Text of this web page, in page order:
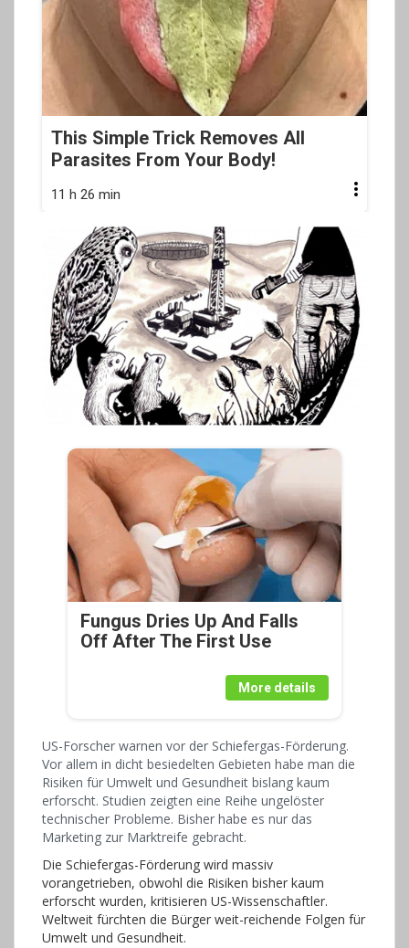
This Simple Trick Removes All
Parasites From Your Body!
11 h 26 min
Fungus Dries Up And Falls
Off After The First Use
More details
US-Forscher warnen vor der Schiefergas-Förderung.
Vor allem in dicht besiedelten Gebieten habe man die
Risiken für Umwelt und Gesundheit bislang kaum
erforscht. Studien zeigten eine Reihe ungelöster
technischer Probleme. Bisher habe es nur das
Marketing zur Marktreife gebracht.
Die Schiefergas-Förderung wird massiv
vorangetrieben, obwohl die Risiken bisher kaum
erforscht wurden, kritisieren US-Wissenschaftler.
Weltweit fürchten die Bürger weit-reichende Folgen für
Umwelt und Gesundheit.